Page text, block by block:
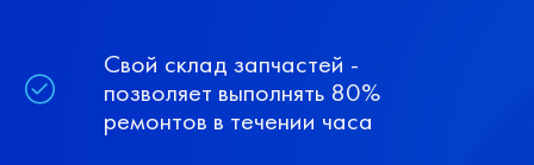
Свой склад запчастей -
позволяет выполнять 80%
ремонтов в течении часа